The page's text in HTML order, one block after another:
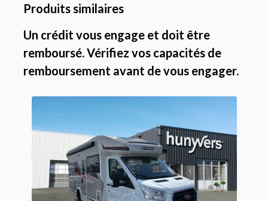
Produits similaires
Un crédit vous engage et doit être
remboursé. Vérifiez vos capacités de
remboursement avant de vous engager.